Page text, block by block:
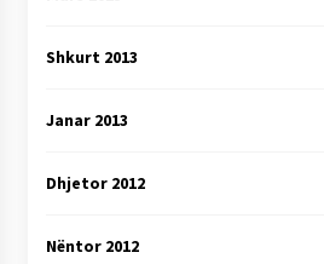
Shkurt 2013
Janar 2013
Dhjetor 2012
Nëntor 2012